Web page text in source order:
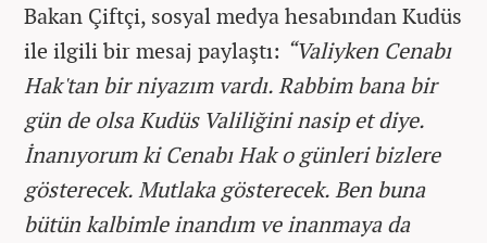
Bakan Çiftçi, sosyal medya hesabından Kudüs
ile ilgili bir mesaj paylaştı: “Valiyken Cenabı
Hak'tan bir niyazım vardı. Rabbim bana bir
gün de olsa Kudüs Valiliğini nasip et diye.
İnanıyorum ki Cenabı Hak o günleri bizlere
gösterecek. Mutlaka gösterecek. Ben buna
bütün kalbimle inandım ve inanmaya da